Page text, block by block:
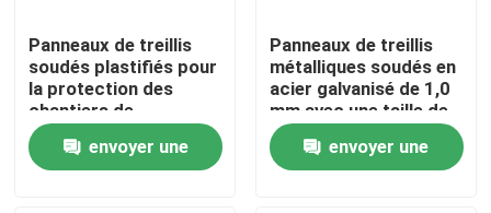
À la maison
Produits
Panneaux de treillis
soudés plastifiés pour
la protection des
chantiers de
construction, les
clôtures agricoles et
de jardin avec
envoyer une
Panneaux de treillis
métalliques soudés en
acier galvanisé de 1,0
mm avec une taille de
trou de 50x50 mm
pour une installation
facile
envoyer une